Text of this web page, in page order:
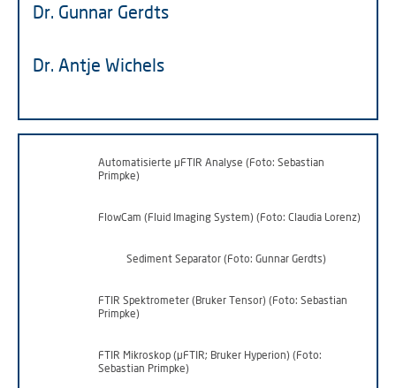
Dr. Gunnar Gerdts
Dr. Antje Wichels
Automatisierte µFTIR Analyse (Foto: Sebastian
Primpke)
FlowCam (Fluid Imaging System) (Foto: Claudia Lorenz)
Sediment Separator (Foto: Gunnar Gerdts)
FTIR Spektrometer (Bruker Tensor) (Foto: Sebastian
Primpke)
FTIR Mikroskop (µFTIR; Bruker Hyperion) (Foto:
Sebastian Primpke)